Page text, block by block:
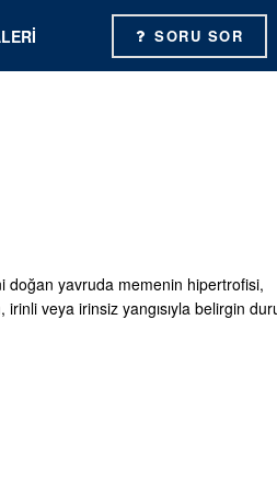
SORU SOR
doğan yavruda memenin hipertrofisi,
veya irinsiz yangısıyla belirgin